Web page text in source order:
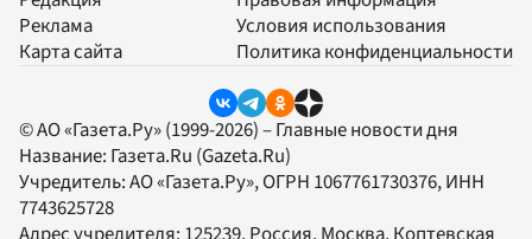
Реклама
Карта сайта
Условия использования
Политика конфиденциальности
© АО «Газета.Ру» (1999-2026) – Главные новости дня
Название: Газета.Ru (Gazeta.Ru)
Учредитель:АО «Газета.Ру», ОГРН 1067761730376, ИНН
7743625728